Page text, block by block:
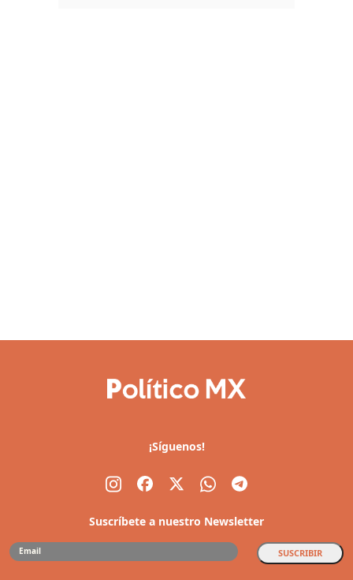
¡Síguenos!
Suscríbete a nuestro Newsletter
SUSCRIBIR